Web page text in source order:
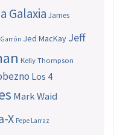
Galaxia James
Jed MacKay Jeff
Kelly Thompson
Los 4
Mark Waid
X Pepe Larraz